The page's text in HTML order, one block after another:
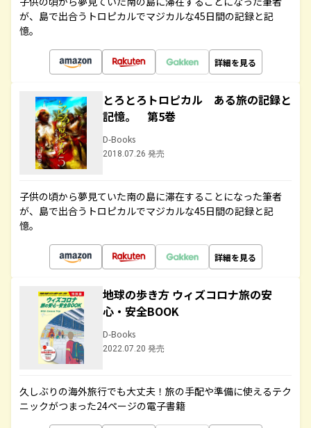
が、島で出合うトロピカルでマジカルな45日間の記録と記
憶。
詳細を見る
とろとろトロピカル ある旅の記録と
記憶。 第5巻
D-Books
2018.07.26 発売
子供の頃から夢見ていた南の島に滞在することになった筆者
が、島で出合うトロピカルでマジカルな45日間の記録と記
憶。
詳細を見る
地球の歩き方 ウィズコロナ旅の安
心・安全BOOK
D-Books
2022.07.20 発売
久しぶりの海外旅行でも大丈夫！旅の手配や準備に使えるテク
ニックがつまった24ページの電子書籍